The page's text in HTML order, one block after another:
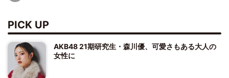
PICK UP
AKB48 21期研究生・森川優、可愛さもある大人の
女性に